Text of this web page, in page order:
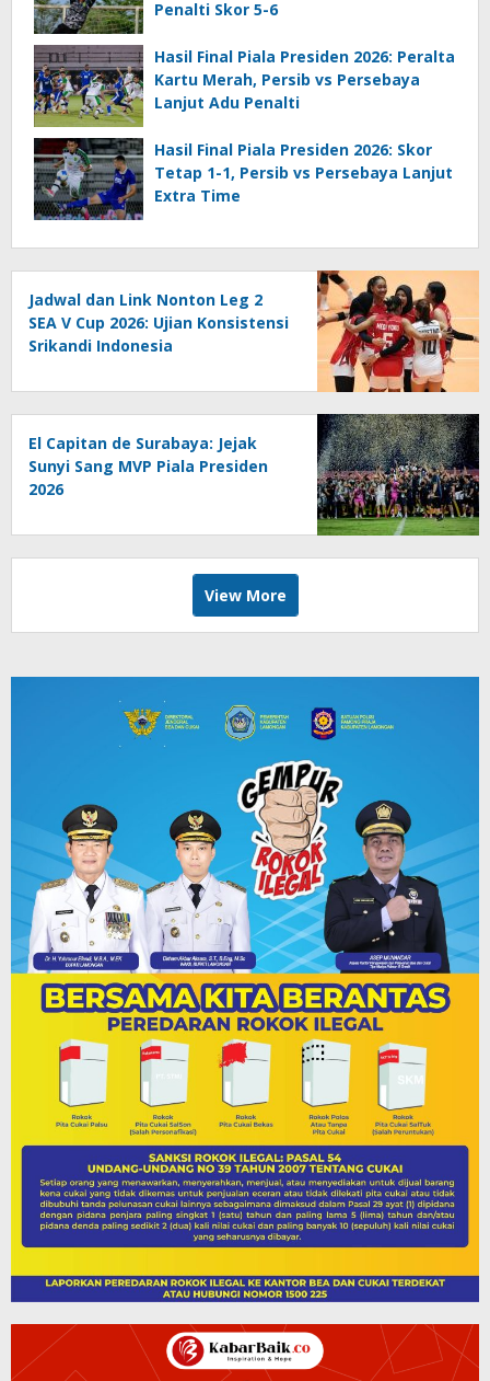
Penalti Skor 5-6
Hasil Final Piala Presiden 2026: Peralta
Kartu Merah, Persib vs Persebaya
Lanjut Adu Penalti
Hasil Final Piala Presiden 2026: Skor
Tetap 1-1, Persib vs Persebaya Lanjut
Extra Time
Jadwal dan Link Nonton Leg 2
SEA V Cup 2026: Ujian Konsistensi
Srikandi Indonesia
El Capitan de Surabaya: Jejak
Sunyi Sang MVP Piala Presiden
2026
View More